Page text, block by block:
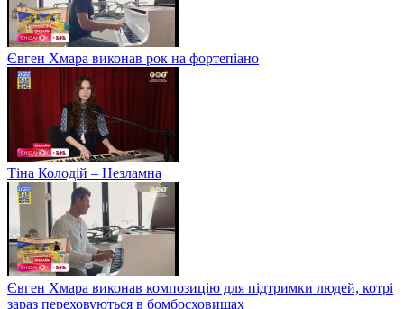
Євген Хмара виконав рок на фортепіано
Тіна Колодій – Незламна
Євген Хмара виконав композицію для підтримки людей, котрі
зараз переховуються в бомбосховищах